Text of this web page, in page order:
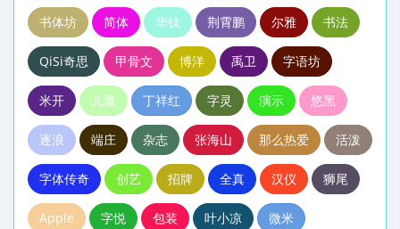
书体坊 简体 华钛 荆霄鹏 尔雅 书法
QiSi奇思 甲骨文 博洋 禹卫 字语坊
米开 儿童 丁祥红 字灵 演示 悠黑
逐浪 端庄 杂志 张海山 那么热爱 活泼
字体传奇 创艺 招牌 全真 汉仪 狮尾
Apple 字悦 包装 叶小凉 微米